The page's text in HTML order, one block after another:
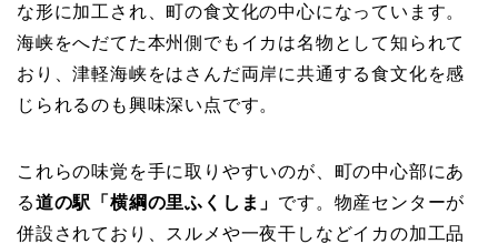
な形に加工され、町の食文化の中心になっています。
海峡をへだてた本州側でもイカは名物として知られて
おり、津軽海峡をはさんだ両岸に共通する食文化を感
じられるのも興味深い点です。
これらの味覚を手に取りやすいのが、町の中心部にあ
る道の駅「横綱の里ふくしま」 です。物産センターが
併設されており、スルメや一夜干しなどイカの加工品